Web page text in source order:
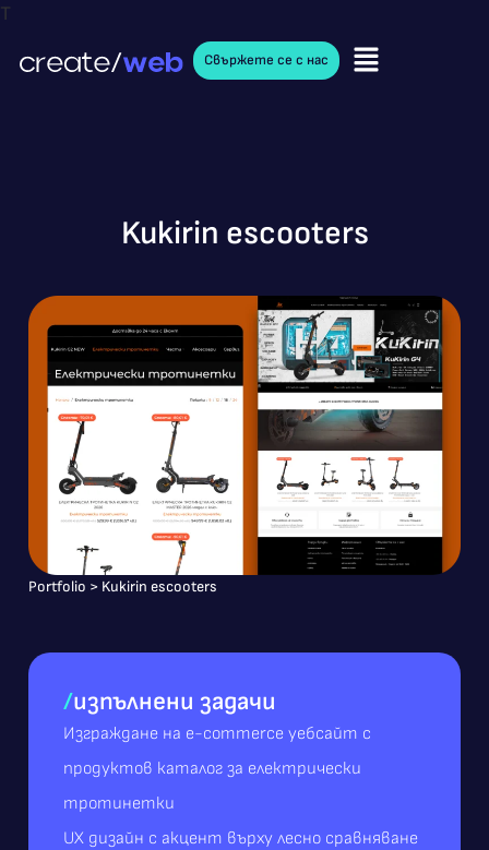
T
Свържете се с нас
Kukirin escooters
Portfolio > Kukirin escooters
/изпълнени задачи
Изграждане на е-commerce уебсайт с
продуктов каталог за електрически
тротинетки
UX дизайн с акцент върху лесно сравняване